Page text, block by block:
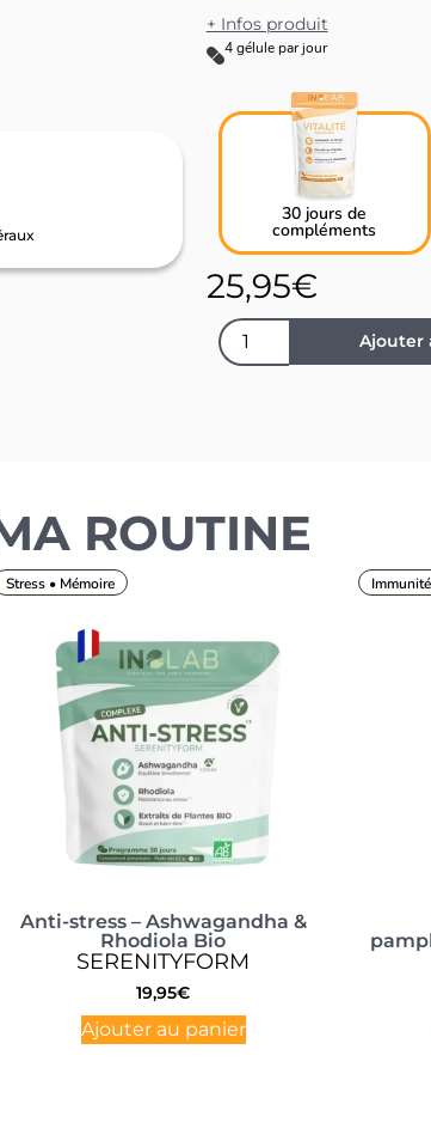
+ Infos produit
4 gélule par jour
30 jours de
compléments
25,95€
Ajouter
ROUTINE
Anti-stress – Ashwagandha &
Rhodiola Bio
SERENITYFORM
19,95€
Ajouter au panier
Stress • Mémoire